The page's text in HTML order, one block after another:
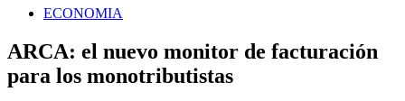
ECONOMIA
ARCA: el nuevo monitor de facturación
para los monotributistas